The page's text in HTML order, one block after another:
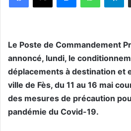
Le Poste de Commandement
annoncé, lundi, le
déplacements à destination et
ville de Fès, du 11 au 16 mai
des mesures de précaution
pandémie du Covid-19.